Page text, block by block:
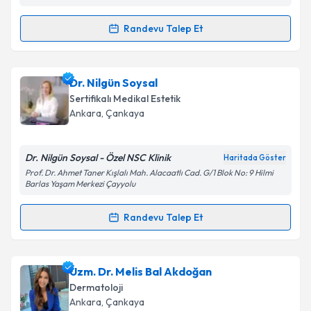
kapsamda işlenmesini kabul ediyorum.
Randevu Talep Et
Randevu Takvimi Talebi
Op. Dr. Diren Çelikiçin randevu takvimi talebi
oluşturun. Size bu uzmandan randevu almanız için bir
takvim hazırlandığında e-posta ile bilgilendireceğiz.
Kişisel verilerimin işlenmesine ilişkinAydınlatma
'ni okudum ve kişisel verilerimin belirtilen
kapsamda işlenmesini kabul ediyorum.
Takvim Talebini Gönder
Dr. Nilgün Soysal
Sertifikalı Medikal Estetik
Ankara, Çankaya
Dr. Nilgün Soysal - Özel NSC Klinik Haritada Göster
Prof. Dr. Ahmet Taner Kışlalı Mah. Alacaatlı Cad. G/1 Blok No: 9 Hilmi
Barlas Yaşam Merkezi Çayyolu
Randevu Talep Et
Randevu Takvimi Talebi
Dr. Nilgün Soysaliçin randevu takvimi talebi
oluşturun. Size bu uzmandan randevu almanız için bir
takvim hazırlandığında e-posta ile bilgilendireceğiz.
Uzm. Dr. Melis Bal Akdoğan
Dermatoloji
Ankara, Çankaya